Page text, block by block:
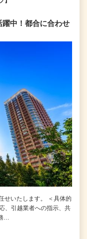
中！都合に合わせ
せいたします。 ＜具体的
、引越業者への指示、共
…